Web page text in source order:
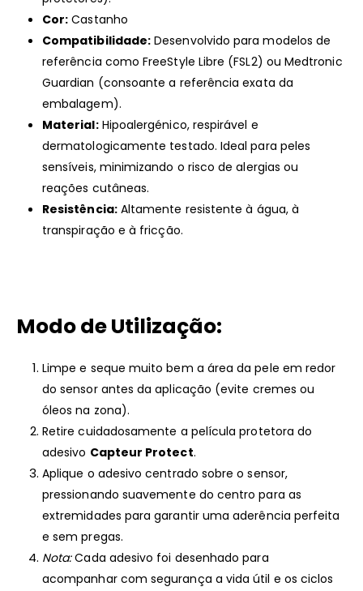
Cor: Castanho
Compatibilidade: Desenvolvido para modelos de
referência como FreeStyle Libre (FSL2) ou Medtronic
Guardian (consoante a referência exata da
embalagem).
Material:Hipoalergénico, respirável e
dermatologicamente testado. Ideal para peles
sensíveis, minimizando o risco de alergias ou
reações cutâneas.
Resistência:Altamente resistente à água, à
transpiração e à fricção.
Modo de Utilização:
Limpe e seque muito bem a área da pele em redor
do sensor antes da aplicação (evite cremes ou
óleos na zona).
Retire cuidadosamente a película protetora do
adesivo Capteur Protect.
Aplique o adesivo centrado sobre o sensor,
pressionando suavemente do centro para as
extremidades para garantir uma aderência perfeita
e sem pregas.
Nota:Cada adesivo foi desenhado para
acompanhar com segurança a vida útil e os ciclos